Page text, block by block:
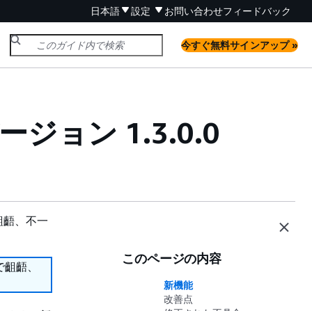
日本語 設定 お問い合わせフィードバック
今すぐ無料サインアップ »
ジョン 1.3.0.0
、不一
齬、
このページの内容
新機能
改善点